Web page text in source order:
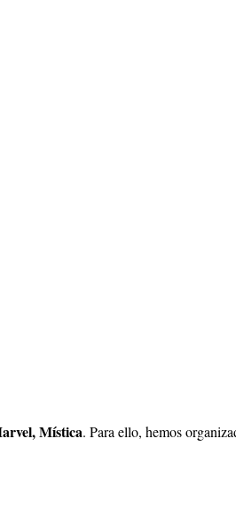
Mística. Para ello, hemos